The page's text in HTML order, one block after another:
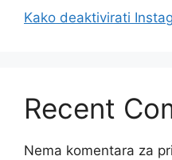
Kako deaktivirati
Recent
Nema komentara za